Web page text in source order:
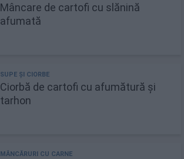
Mâncare de cartofi cu slănină
afumată
Ciorbă de cartofi cu afumătură și
tarhon